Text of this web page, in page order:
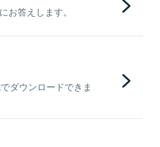
お答えします。
ダウンロードできま